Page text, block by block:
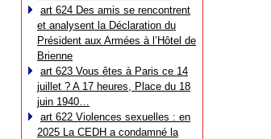
art 624 Des amis se rencontrent
et analysent la Déclaration du
Président aux Armées à l’Hôtel de
Brienne
art 623 Vous êtes à Paris ce 14
juillet ? A 17 heures, Place du 18
juin 1940…
art 622 Violences sexuelles : en
2025 La CEDH a condamné la